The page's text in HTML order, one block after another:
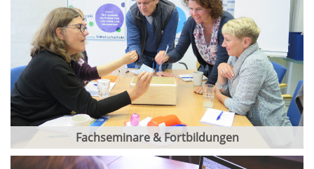
Fachseminare & Fortbildungen